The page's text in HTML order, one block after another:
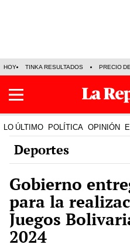
HOY TINKA RESULTADOS PRECIO
LO ÚLTIMO POLÍTICA OPINIÓN
Deportes
Gobierno
para la
Juegos
2024